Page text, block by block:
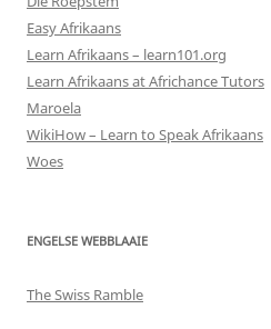
Easy Afrikaans
Learn Afrikaans – learn101.org
Learn Afrikaans at Africhance Tutors
Maroela
WikiHow – Learn to Speak Afrikaans
Woes
ENGELSE WEBBLAAIE
The Swiss Ramble